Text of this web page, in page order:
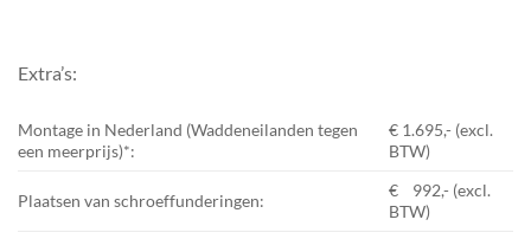
Extra’s:
Montage in Nederland (Waddeneilanden tegen
een meerprijs)*:
€ 1.695,- (excl.
BTW)
Plaatsen van schroeffunderingen:
€ 992,- (excl.
BTW)